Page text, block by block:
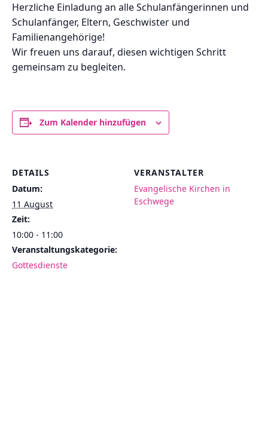
Herzliche Einladung an alle Schulanfängerinnen und
Schulanfänger, Eltern, Geschwister und
Familienangehörige!
Wir freuen uns darauf, diesen wichtigen Schritt
gemeinsam zu begleiten.
Zum Kalender hinzufügen
DETAILS
Datum:
11 August
Zeit:
10:00 - 11:00
Veranstaltungskategorie:
Gottesdienste
VERANSTALTER
Evangelische Kirchen in
Eschwege